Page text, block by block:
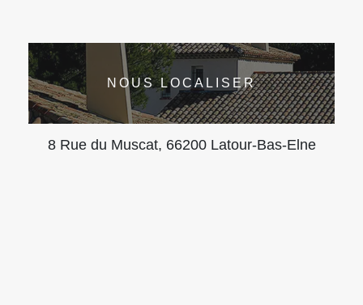
NOUS LOCALISER
8 Rue du Muscat, 66200 Latour-Bas-Elne